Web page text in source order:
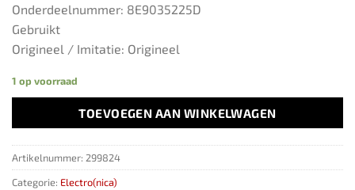
Onderdeelnummer: 8E9035225D
Gebruikt
Origineel / Imitatie: Origineel
1 op voorraad
TOEVOEGEN AAN WINKELWAGEN
Artikelnummer: 299824
Categorie: Electro(nica)